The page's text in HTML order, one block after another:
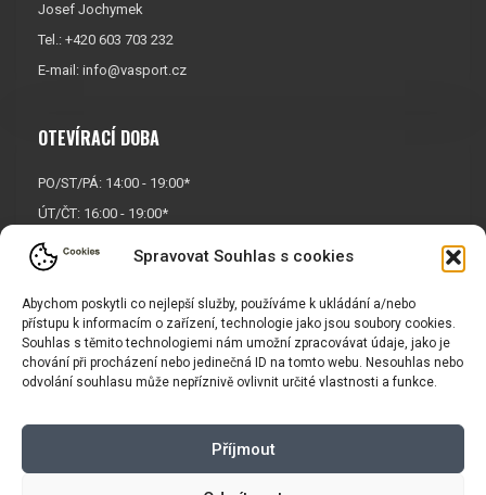
Spravovat Souhlas s cookies
Abychom poskytli co nejlepší služby, používáme k ukládání a/nebo
přístupu k informacím o zařízení, technologie jako jsou soubory cookies.
Souhlas s těmito technologiemi nám umožní zpracovávat údaje, jako je
chování při procházení nebo jedinečná ID na tomto webu. Nesouhlas nebo
odvolání souhlasu může nepříznivě ovlivnit určité vlastnosti a funkce.
Příjmout
Josef Jochymek
Tel.: +420 603 703 232
E-mail: info@vasport.cz
OTEVÍRACÍ DOBA
PO/ST/PÁ: 14:00 - 19:00*
ÚT/ČT: 16:00 - 19:00*
Sobota: 9:00 - 17:00*
Neděle:
* Říjen, listopad a prosinec
OTEVŘENO POUZE
PO/ST/PÁ